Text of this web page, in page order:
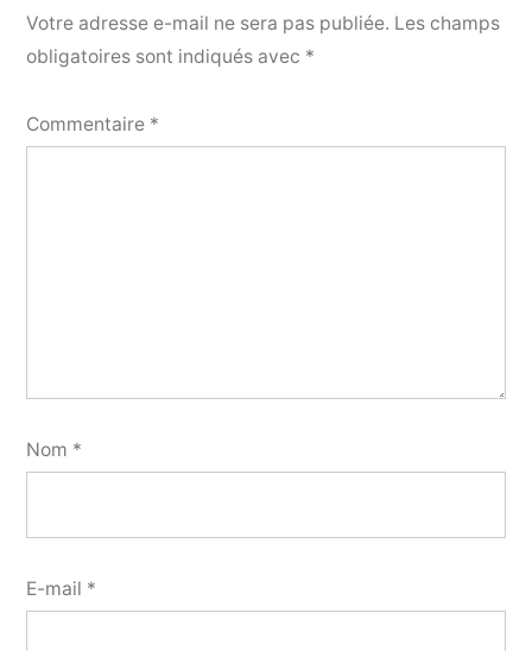
Votre adresse e-mail ne sera pas publiée. Les champs
obligatoires sont indiqués avec *
Commentaire *
Nom *
E-mail *